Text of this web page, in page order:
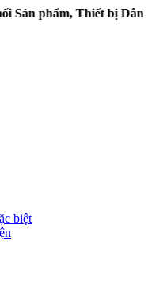
phẩm, Thiết bị Dân
biệt